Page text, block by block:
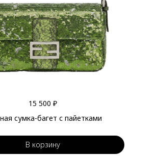
15 500 ₽
сумка-багет с пайетками
В корзину